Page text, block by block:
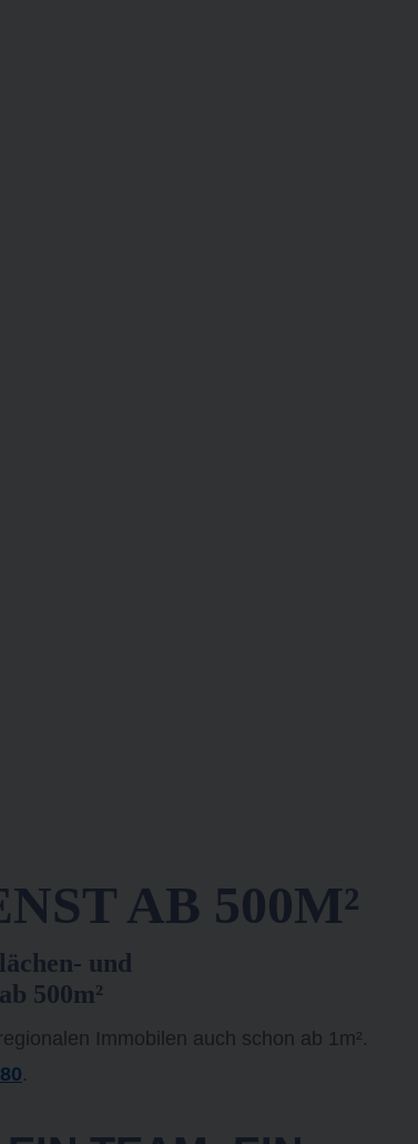
AB 500M²
und
500m²
Immobilen auch schon ab 1m².
.